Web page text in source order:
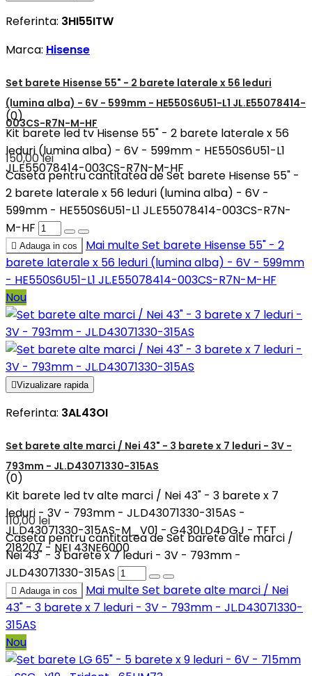
Referinta: 3HI55ITW
Marca: Hisense
Set barete Hisense 55" - 2 barete laterale x 56 leduri
(lumina alba) - 6V - 599mm - HE550S6U51-L1 JL.E55078414-
003CS-R7N-M-HF
(0)
Kit barete led tv Hisense 55" - 2 barete laterale x 56
leduri (lumina alba) - 6V - 599mm - HE550S6U51-L1
JL.E55078414-003CS-R7N-M-HF
150,00 lei
Caseta pentru cantitatea de Set barete Hisense 55" -
2 barete laterale x 56 leduri (lumina alba) - 6V -
599mm - HE550S6U51-L1 JL.E55078414-003CS-R7N-
M-HF
 Adauga in cos Mai multeSet barete Hisense 55" - 2
barete laterale x 56 leduri (lumina alba) - 6V - 599mm
- HE550S6U51-L1 JL.E55078414-003CS-R7N-M-HF
Nou
Vizualizare rapida
Referinta: 3AL43OI
Set barete alte marci / Nei 43" - 3 barete x 7 leduri - 3V -
793mm - JL.D43071330-315AS
(0)
Kit barete led tv alte marci / Nei 43" - 3 barete x 7
leduri - 3V - 793mm - JL.D43071330-315AS -
JL.D43071330-315AS-M_V01 - G430LD4DGJ - TFT
218207 - NEI 43NE6000
110,00 lei
Caseta pentru cantitatea de Set barete alte marci /
Nei 43" - 3 barete x 7 leduri - 3V - 793mm -
JL.D43071330-315AS
 Adauga in cos Mai multeSet barete alte marci / Nei
43" - 3 barete x 7 leduri - 3V - 793mm - JL.D43071330-
315AS
Nou